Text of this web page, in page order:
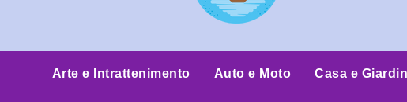
Arte e Intrattenimento Auto e Moto Casa e